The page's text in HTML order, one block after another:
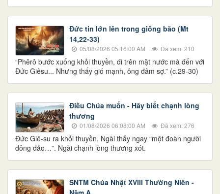
Đức tin lớn lên trong giông bão (Mt
14,22-33)
05/08/2026 05:16:00 AM Đã xem: 210
“Phêrô bước xuống khỏi thuyền, đi trên mặt nước mà đến với
Đức Giêsu... Nhưng thấy gió mạnh, ông đâm sợ.” (c.29-30)
Điều Chúa muốn - Hãy biết chạnh lòng
thương
01/08/2026 06:08:00 AM Đã xem: 276
Đức Giê-su ra khỏi thuyền, Ngài thấy ngay “một đoàn người
đông đảo…”. Ngài chạnh lòng thương xót.
SNTM Chúa Nhật XVIII Thường Niên -